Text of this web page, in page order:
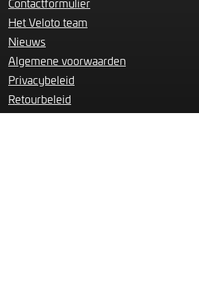
Het Veloto team
Nieuws
Algemene voorwaarden
Privacybeleid
Retourbeleid
Klachtenregeling